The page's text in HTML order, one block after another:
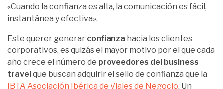
«Cuando la confianza es alta, la comunicación es fácil,
instantánea y efectiva».
Este querer generar confianza hacia los clientes
corporativos, es quizás el mayor motivo por el que cada
año crece el número de proveedores del business
travel que buscan adquirir el sello de confianza que la
IBTA Asociación Ibérica de Viajes de Negocio. Un